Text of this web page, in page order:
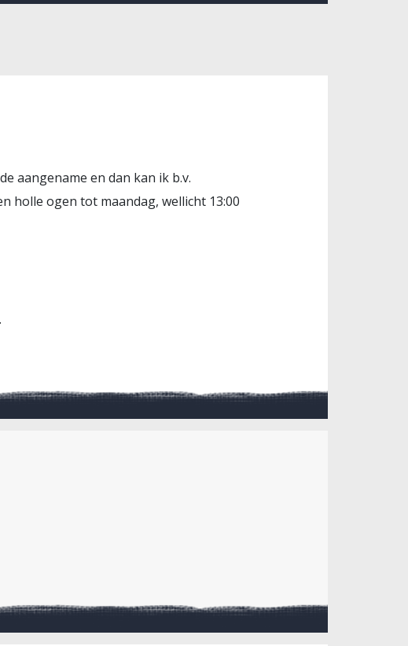
aangename en dan kan ik b.v.
holle ogen tot maandag, wellicht 13:00